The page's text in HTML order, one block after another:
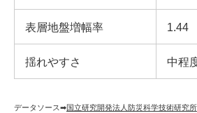
表層地盤増幅率 1.44
揺れやすさ 中程
データソース➡︎国立研究開発法人防災科学技術研究所